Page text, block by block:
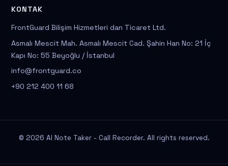
KONTAK
FrontGuard Bilişim Hizmetleri dan Ticaret Ltd.
Asmalı Mescit Mah. Asmalı Mescit Cad. Şahin Han No: 21 İç
Kapı No: 55 Beyoğlu / İstanbul
info@frontguard.co
+90 212 400 11 68
© 2026 AI Note Taker - Call Recorder. All rights reserved.